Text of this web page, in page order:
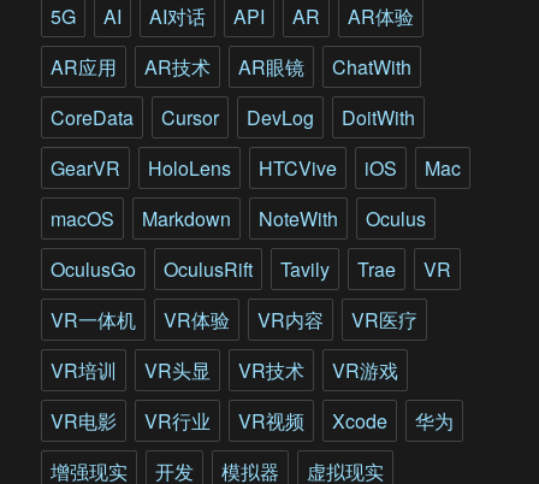
地
产
VR
体
验
做
到
极
致
5G AI AI对话 API AR
AR体验
AR应用
AR技术 AR眼镜
ChatWith
CoreData
Cursor DevLog
DoitWith
GearVR
HoloLens HTCVive iOS
Mac
macOS
Markdown NoteWith
Oculus
OculusGo
OculusRift Tavily Trae
VR
VR一体机
VR体验 VR内容
VR医疗
VR培训
VR头显 VR技术
VR游戏
VR电影
VR行业 VR视频 Xcode
华为
增强现实
开发 模拟器 虚拟现实